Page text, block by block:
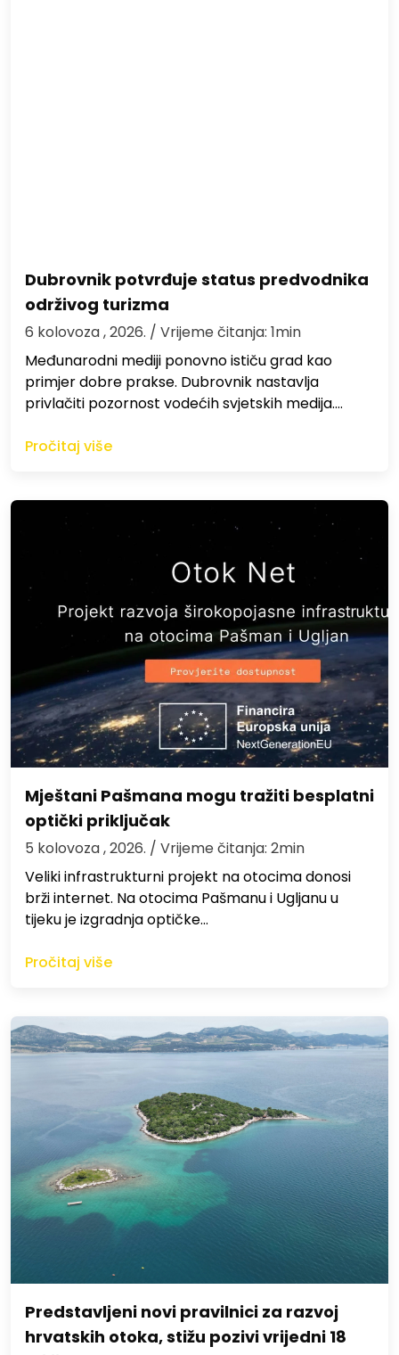
Dubrovnik potvrđuje status predvodnika
održivog turizma
6 kolovoza , 2026. / Vrijeme čitanja: 1min
Međunarodni mediji ponovno ističu grad kao
primjer dobre prakse. Dubrovnik nastavlja
privlačiti pozornost vodećih svjetskih medija.…
Pročitaj više
Mještani Pašmana mogu tražiti besplatni
optički priključak
5 kolovoza , 2026. / Vrijeme čitanja: 2min
Veliki infrastrukturni projekt na otocima donosi
brži internet. Na otocima Pašmanu i Ugljanu u
tijeku je izgradnja optičke…
Pročitaj više
Predstavljeni novi pravilnici za razvoj
hrvatskih otoka, stižu pozivi vrijedni 18